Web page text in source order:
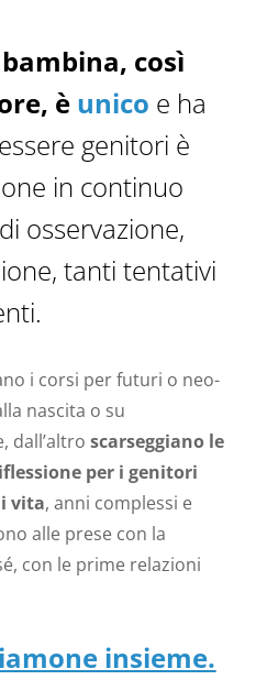
così
è unico e ha
genitori è
in continuo
osservazione,
tanti tentativi
i corsi per futuri o neo-
nascita o su
dall’altro scarseggiano le
per i genitori
vita, anni complessi e
alle prese con la
con le prime relazioni
insieme.